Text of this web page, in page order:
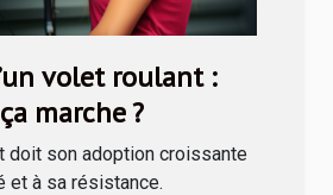
volet roulant :
marche ?
doit son adoption croissante
et à sa résistance.